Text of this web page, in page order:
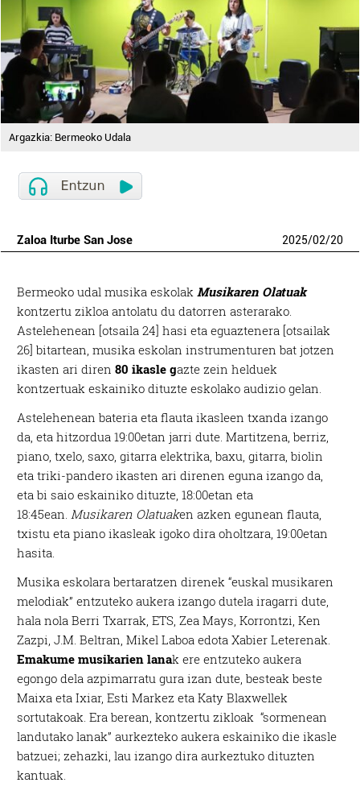
Argazkia: Bermeoko Udala
Zaloa Iturbe San Jose 2025/02/20
Bermeoko udal musika eskolakMusikaren Olatuak
kontzertu zikloa antolatu du datorren asterarako.
Astelehenean [otsaila 24] hasi eta eguaztenera [otsailak
26] bitartean, musika eskolan instrumenturen bat jotzen
ikasten ari diren 80 ikasle gazte zein helduek
kontzertuak eskainiko dituzte eskolako audizio gelan.
Astelehenean bateria eta flauta ikasleen txanda izango
da, eta hitzordua 19:00etan jarri dute. Martitzena, berriz,
piano, txelo, saxo, gitarra elektrika, baxu, gitarra, biolin
eta triki-pandero ikasten ari direnen eguna izango da,
eta bi saio eskainiko dituzte, 18:00etan eta
18:45ean.Musikaren Olatuaken azken egunean flauta,
txistu eta piano ikasleak igoko dira oholtzara, 19:00etan
hasita.
Musika eskolara bertaratzen direnek “euskal musikaren
melodiak” entzuteko aukera izango dutela iragarri dute,
hala nola Berri Txarrak, ETS, Zea Mays, Korrontzi, Ken
Zazpi, J.M. Beltran, Mikel Laboa edota Xabier Leterenak.
Emakume musikarien lanak ere entzuteko aukera
egongo dela azpimarratu gura izan dute, besteak beste
Maixa eta Ixiar, Esti Markez eta Katy Blaxwellek
sortutakoak. Era berean, kontzertu zikloak “sormenean
landutako lanak” aurkezteko aukera eskainiko die ikasle
batzuei; zehazki, lau izango dira aurkeztuko dituzten
kantuak.